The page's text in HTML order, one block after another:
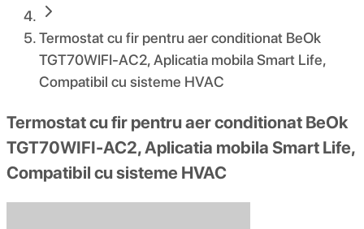
Termostat cu fir pentru aer conditionat BeOk
TGT70WIFI-AC2, Aplicatia mobila Smart Life,
Compatibil cu sisteme HVAC
Termostat cu fir pentru aer conditionat BeOk
TGT70WIFI-AC2, Aplicatia mobila Smart Life,
Compatibil cu sisteme HVAC